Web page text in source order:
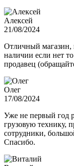
Алексей
21/08/2024
Отличный магазин,
наличии если нет
продавец
Олег
17/08/2024
Уже не первый год
грузовую технику,
сотрудники,
Спасибо.